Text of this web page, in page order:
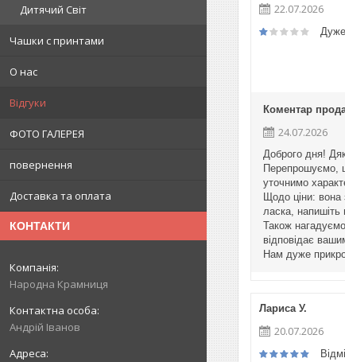
Дитячий Світ
Чашки с принтами
О нас
Відгуки
ФОТО ГАЛЕРЕЯ
повернення
Доставка та оплата
КОНТАКТИ
Народна Крамниця
Андрій Іванов
22.07.2026
Коментар
24.07.2026
Доброго дня!
Перепрошуємо,
уточнимо
Щодо ціни:
ласка, напишіть
Також
відповідає
Нам дуже
Лариса У.
20.07.2026